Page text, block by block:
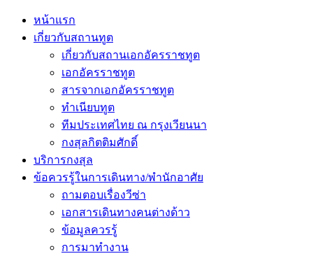
หน้าแรก
เกี่ยวกับสถานทูต
เกี่ยวกับสถานเอกอัครราชทูต
เอกอัครราชทูต
สารจากเอกอัครราชทูต
ทำเนียบทูต
ทีมประเทศไทย ณ กรุงเวียนนา
กงสุลกิตติมศักดิ์
บริการกงสุล
ข้อควรรู้ในการเดินทาง/พำนักอาศัย
ถามตอบเรื่องวีซ่า
เอกสารเดินทางคนต่างด้าว
ข้อมูลควรรู้
การมาทำงาน